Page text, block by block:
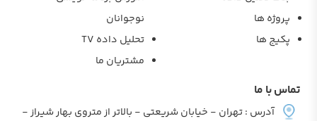
پروژه ها
پکیج ها
نوجوانان
تحلیل داده TV
مشتریان ما
تماس با ما
آدرس : تهران - خیابان شریعتی - بالاتر از متروی بهار شیراز -